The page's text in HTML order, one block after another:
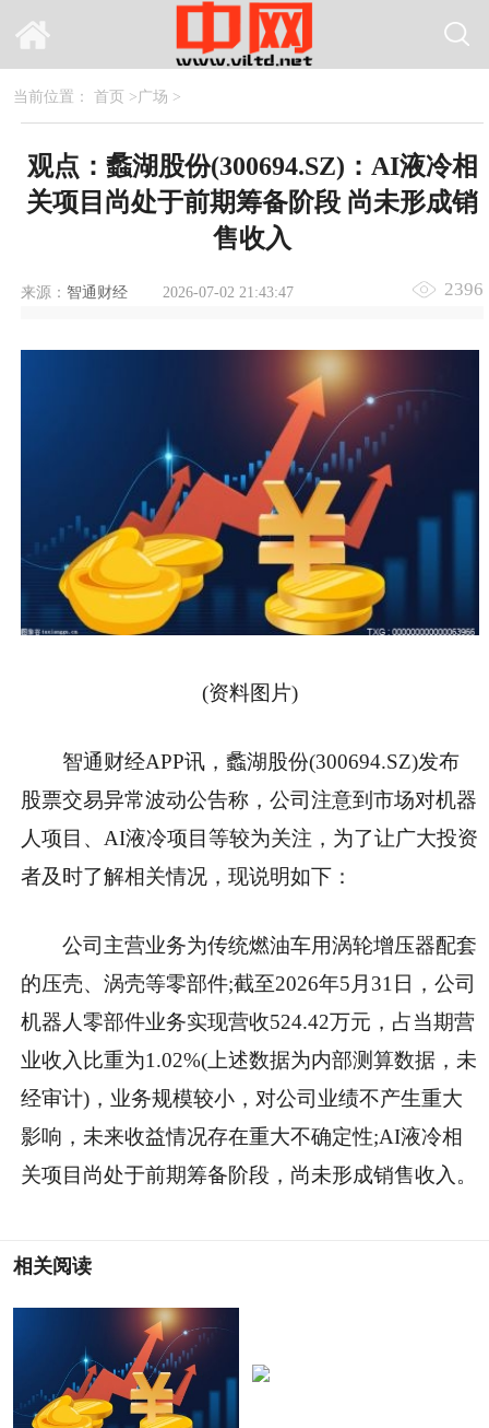
当前位置： 首页 >广场 >
观点：蠡湖股份(300694.SZ)：AI液冷相
关项目尚处于前期筹备阶段 尚未形成销
售收入
来源： 智通财经 2026-07-02 21:43:47 2396
(资料图片)
智通财经APP讯，蠡湖股份(300694.SZ)发布
股票交易异常波动公告称，公司注意到市场对机器
人项目、AI液冷项目等较为关注，为了让广大投资
者及时了解相关情况，现说明如下：
公司主营业务为传统燃油车用涡轮增压器配套
的压壳、涡壳等零部件;截至2026年5月31日，公司
机器人零部件业务实现营收524.42万元，占当期营
业收入比重为1.02%(上述数据为内部测算数据，未
经审计)，业务规模较小，对公司业绩不产生重大
影响，未来收益情况存在重大不确定性;AI液冷相
关项目尚处于前期筹备阶段，尚未形成销售收入。
相关阅读